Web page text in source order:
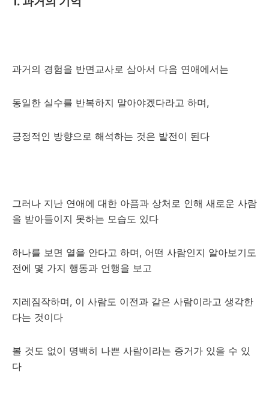
과거의 경험을 반면교사로 삼아서 다음 연애에서는
동일한 실수를 반복하지 말아야겠다라고 하며,
긍정적인 방향으로 해석하는 것은 발전이 된다
그러나 지난 연애에 대한 아픔과 상처로 인해 새로운 사람
을 받아들이지 못하는 모습도 있다
하나를 보면 열을 안다고 하며, 어떤 사람인지 알아보기도
전에 몇 가지 행동과 언행을 보고
지레짐작하며, 이 사람도 이전과 같은 사람이라고 생각한
다는 것이다
볼 것도 없이 명백히 나쁜 사람이라는 증거가 있을 수 있
다